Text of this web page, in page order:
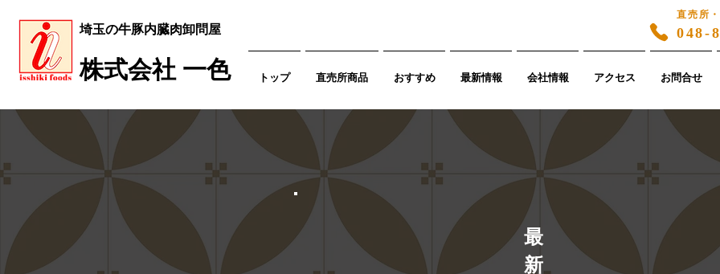
​埼玉の牛豚内臓肉卸問屋
直売所
048-
​株式会社 一色 トップ 直売所商品 おすすめ 最新情報 会社情報 アクセス お問合せ
​最
新